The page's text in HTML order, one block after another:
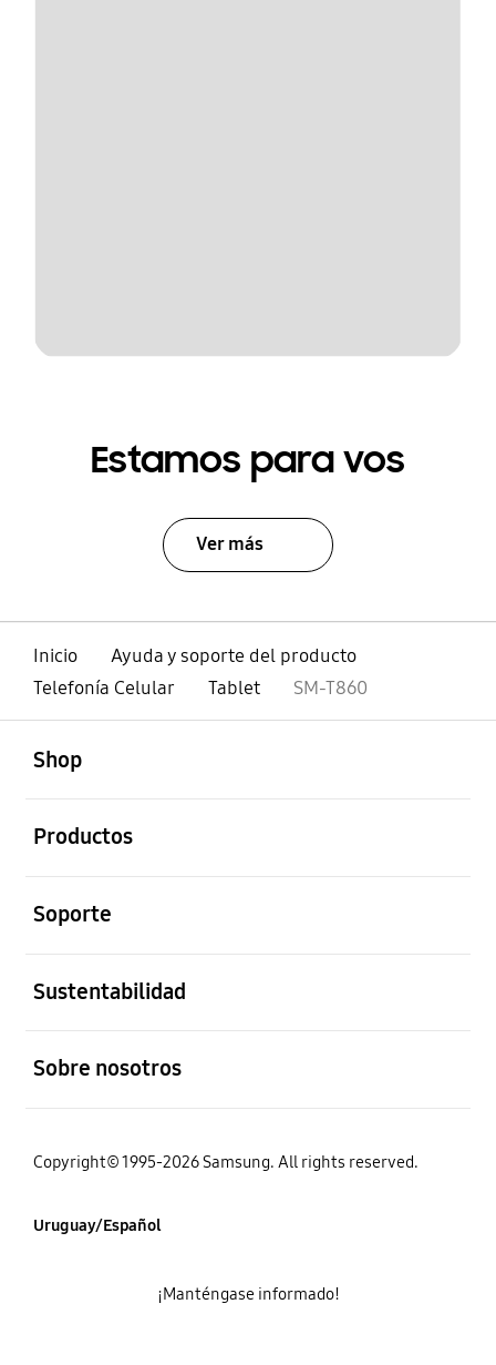
Estamos para vos
Ver más
Inicio
Ayuda y soporte del producto
Telefonía Celular
Tablet SM-T860
Shop
Productos
Soporte
Sustentabilidad
Sobre nosotros
Copyright© 1995-2026 Samsung. All rights reserved.
Uruguay/Español
¡Manténgase informado!